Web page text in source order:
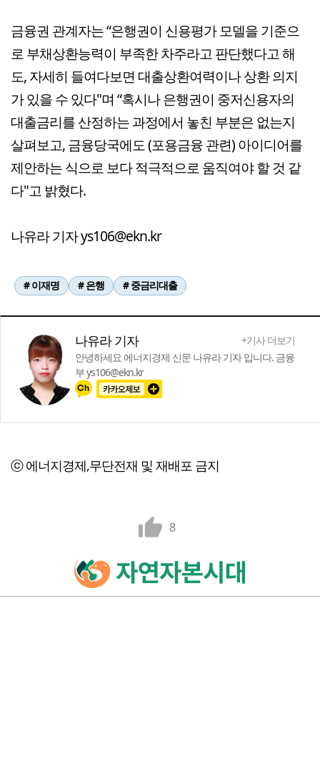
금융권 관계자는 “은행권이 신용평가 모델을 기준으
로 부채상환능력이 부족한 차주라고 판단했다고 해
도, 자세히 들여다보면 대출상환여력이나 상환 의지
가 있을 수 있다"며 “혹시나 은행권이 중저신용자의
대출금리를 산정하는 과정에서 놓친 부분은 없는지
살펴보고, 금융당국에도 (포용금융 관련) 아이디어를
제안하는 식으로 보다 적극적으로 움직여야 할 것 같
다"고 밝혔다.
나유라 기자 ys106@ekn.kr
# 이재명 # 은행 # 중금리대출
나유라 기자
+기사 더보기
안녕하세요 에너지경제 신문 나유라 기자 입니다. 금융
부 ys106@ekn.kr
ⓒ 에너지경제,무단전재 및 재배포 금지
8